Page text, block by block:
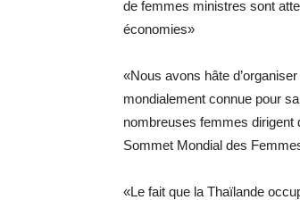
de femmes ministres sont
économies»
«Nous avons hâte
mondialement connue pour
nombreuses femmes dirigent
Sommet Mondial des
«Le fait que la Thaïlande